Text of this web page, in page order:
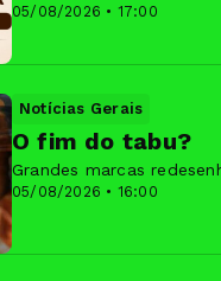
05/08/2026 • 17:00
Notícias Gerais
05/08/2026 • 16:00
O fim do tabu?
Grandes marcas